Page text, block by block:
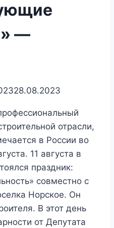
—
28.08.2023
отрасли,
в России во
11 августа в
праздник:
совместно с
Норское. Он
В этот день
от Депутата